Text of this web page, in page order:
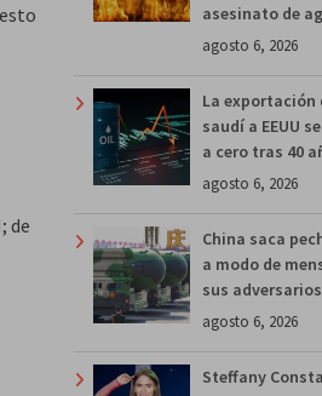
de
asesinato de
agosto 6, 2026
La exportación
saudí a EEUU
a cero tras 40
agosto 6, 2026
China saca
a modo de
sus adversarios
agosto 6, 2026
Steffany